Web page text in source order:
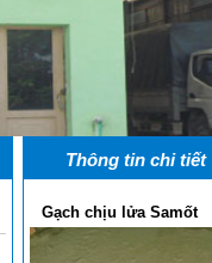
Thông tin chi tiết
Gạch chịu lửa Samốt